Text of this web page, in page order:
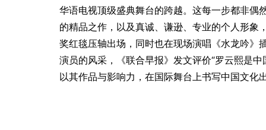
华语电视顶级盛典舞台的跨越。这每一步都非偶
的精品之作，以及真诚、谦逊、专业的个人形象
奖红毯压轴出场，同时也在现场演唱《水龙吟》
演员的风采，《联合早报》发文评价“罗云熙是
以其作品与影响力，在国际舞台上书写中国文化